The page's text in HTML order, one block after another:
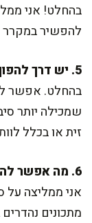
בהחלט! אני
להפשיר במקרר
5. יש דרך להפוך את המתכון ליותר בריא?
בהחלט. אפשר
שמכילה יותר
זית או בכלל
6. מה אפשר להגיש לצד החומוס?
אני ממליצה על
מתכונים